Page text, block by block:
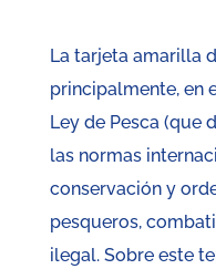
La tarjeta amarilla
principalmente, en
Ley de Pesca (que
las normas
conservación y
pesqueros,
ilegal. Sobre este